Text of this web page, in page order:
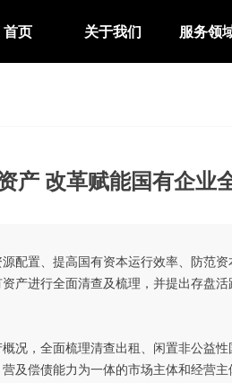
首页 关于我们 服务领
产 改革赋能国有企业
配置、提高国有资本运行效率、防范
产进行全面清查及梳理，并提出存盘活
，全面梳理清查出租、闲置非公益
及偿债能力为一体的市场主体和经营主